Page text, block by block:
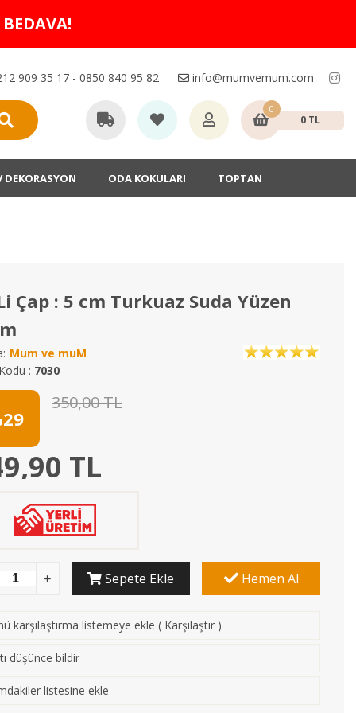
909 35 17 - 0850 840 95 82 info@mumvemum.com
0
0 TL
DEKORASYON ODA KOKULARI TOPTAN
Çap : 5 cm Turkuaz Suda Yüzen
Mum ve muM
: 7030
350,00 TL
TL
Sepete Ekle Hemen Al
karşılaştırma listemeye ekle ( Karşılaştır )
düşünce bildir
listesine ekle